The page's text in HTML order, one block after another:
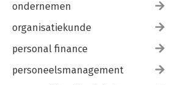
ondernemen
organisatiekunde
personal finance
personeelsmanagement